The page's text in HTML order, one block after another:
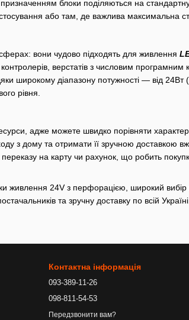
блоки поділяються на
або там, де важлива максимальна
вони чудово підходять для живлення
верстатів з числовим
широкому діапазону потужності — від
рівня.
адже можете швидко порівняти
з дому та отримати її зручною доставкою
на карту чи рахунок, що робить
живлення 24V з перфорацією, широкий
та зручну доставку по всій
Контактна інформація
093-389-11-26
098-811-54-53
Передзвонити вам?